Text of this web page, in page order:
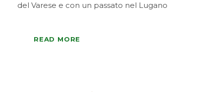
del Varese e con un passato nel Lugano
READ MORE